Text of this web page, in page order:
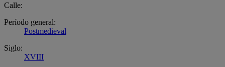
Calle:
Período general:
Postmedieval
Siglo:
XVIII